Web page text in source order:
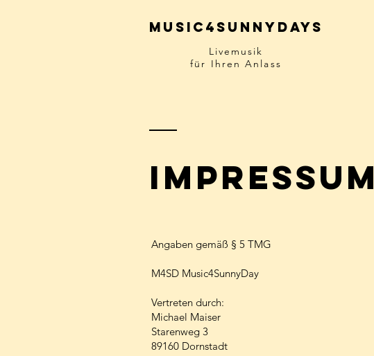
Music4sunnydays
Livemusik
für Ihren Anlass
Impressum
Angaben gemäß § 5 TMG
M4SD Music4SunnyDay
Vertreten durch:
Michael Maiser
Starenweg 3
89160 Dornstadt